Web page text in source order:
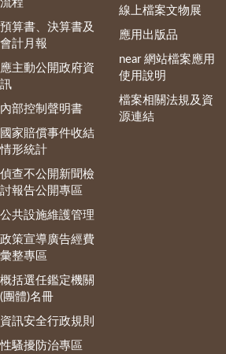
流程
預算書、決算書及
會計月報
應主動公開政府資
訊
內部控制聲明書
國家賠償事件收結
情形統計
偵查不公開新聞檢
討報告公開專區
公共設施維護管理
政策宣導廣告經費
彙整專區
概括選任鑑定機關
(團體)名冊
資訊安全行政規則
性騷擾防治專區
線上檔案文物展
應用出版品
near 網站檔案應用
使用說明
檔案相關法規及資
源連結